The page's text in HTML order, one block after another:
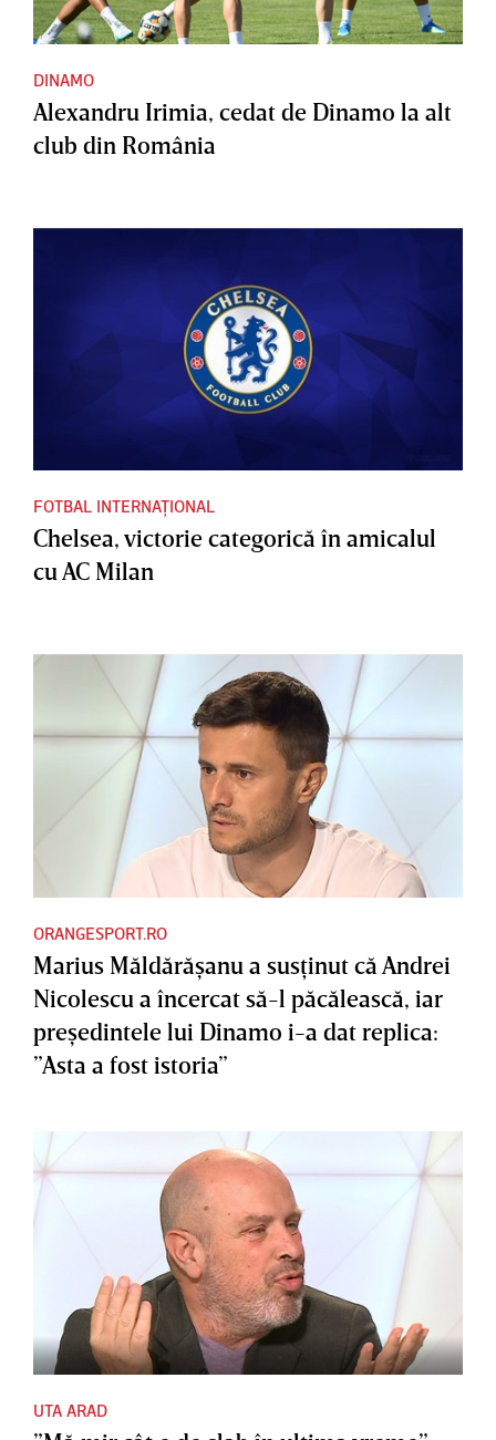
DINAMO
Alexandru Irimia, cedat de Dinamo la alt
club din România
FOTBAL INTERNAȚIONAL
Chelsea, victorie categorică în amicalul
cu AC Milan
ORANGESPORT.RO
Marius Măldărăşanu a susţinut că Andrei
Nicolescu a încercat să-l păcălească, iar
preşedintele lui Dinamo i-a dat replica:
”Asta a fost istoria”
UTA ARAD